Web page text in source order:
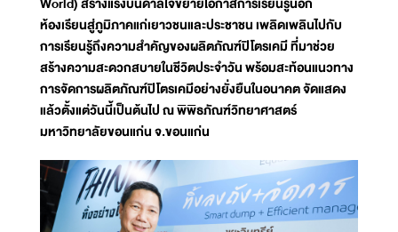
ห้องเรียนสู่ภูมิภาคแก่เยาวชนและประชาชน เพลิดเพลินไปกับ
การเรียนรู้ถึงความสำคัญของผลิตภัณฑ์ปิโตรเคมี ที่มาช่วย
สร้างความสะดวกสบายในชีวิตประจำวัน พร้อมสะท้อนแนวทาง
การจัดการผลิตภัณฑ์ปิโตรเคมีอย่างยั่งยืนในอนาคต จัดแสดง
แล้วตั้งแต่วันนี้เป็นต้นไป ณ พิพิธภัณฑ์วิทยาศาสตร์
มหาวิทยาลัยขอนแก่น จ.ขอนแก่น